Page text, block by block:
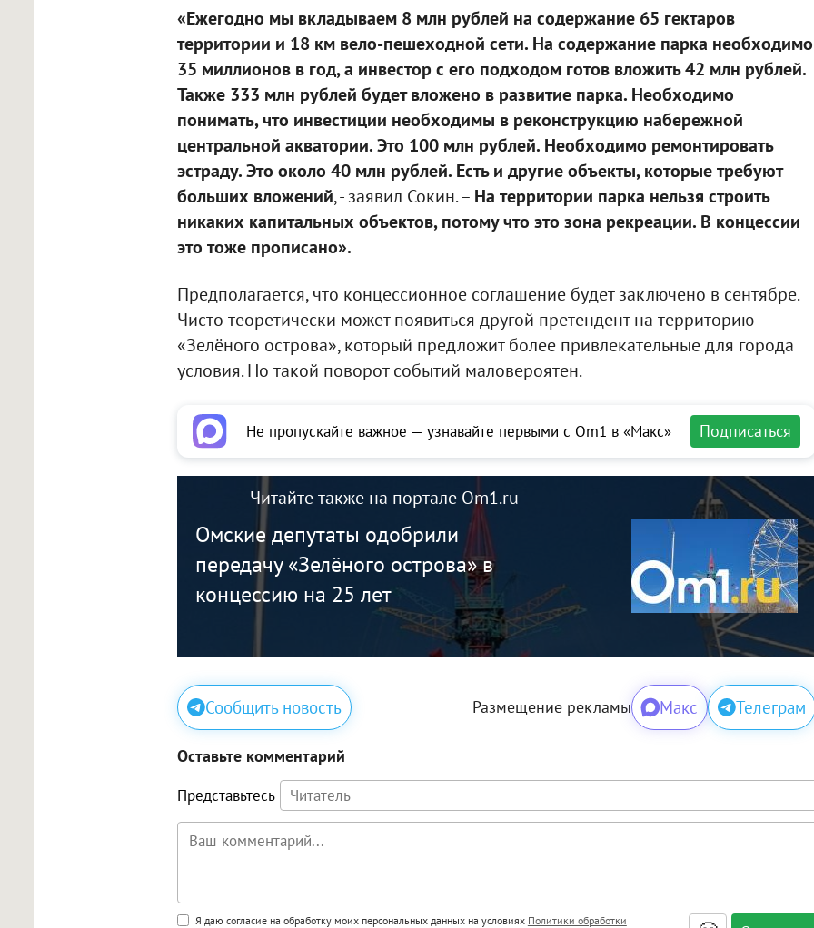
«Ежегодно мы вкладываем 8 млн рублей на содержание 65 гектаров
территории и 18 км вело-пешеходной сети. На содержание парка необходимо
35 миллионов в год, а инвестор с его подходом готов вложить 42 млн рублей.
Также 333 млн рублей будет вложено в развитие парка. Необходимо
понимать, что инвестиции необходимы в реконструкцию набережной
центральной акватории. Это 100 млн рублей. Необходимо ремонтировать
эстраду. Это около 40 млн рублей. Есть и другие объекты, которые требуют
больших вложений, - заявил Сокин. – На территории парка нельзя строить
никаких капитальных объектов, потому что это зона рекреации. В концессии
это тоже прописано».
Предполагается, что концессионное соглашение будет заключено в сентябре.
Чисто теоретически может появиться другой претендент на территорию
«Зелёного острова», который предложит более привлекательные для города
условия. Но такой поворот событий маловероятен.
Не пропускайте важное — узнавайте первыми с Om1 в «Макс» Подписаться
Читайте также на портале Om1.ru
Омские депутаты одобрили
передачу «Зелёного острова» в
концессию на 25 лет
Сообщить новость Размещение рекламы Макс Телеграм
Оставьте комментарий
Представьтесь
Поддержка HTML
Я даю согласие на обработку моих персональных данных на условиях Политики обработки